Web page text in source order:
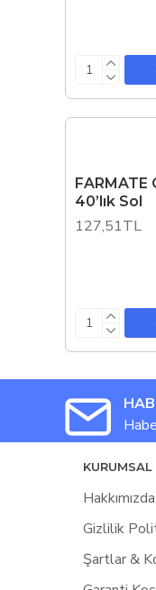
FARMATE
40’lık Sol
127,51TL
KURUMSAL
Hakkımızda
Gizlilik
Şartlar &